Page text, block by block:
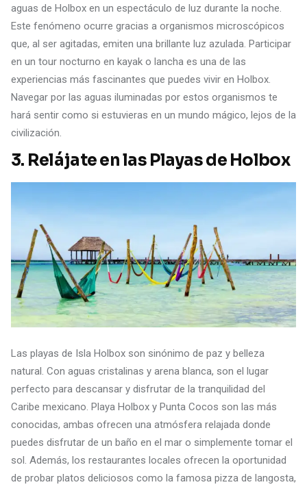
aguas de Holbox en un espectáculo de luz durante la noche.
Este fenómeno ocurre gracias a organismos microscópicos
que, al ser agitadas, emiten una brillante luz azulada. Participar
en un tour nocturno en kayak o lancha es una de las
experiencias más fascinantes que puedes vivir en Holbox.
Navegar por las aguas iluminadas por estos organismos te
hará sentir como si estuvieras en un mundo mágico, lejos de la
civilización.
3. Relájate en las Playas de Holbox
Las playas de Isla Holbox son sinónimo de paz y belleza
natural. Con aguas cristalinas y arena blanca, son el lugar
perfecto para descansar y disfrutar de la tranquilidad del
Caribe mexicano. Playa Holbox y Punta Cocos son las más
conocidas, ambas ofrecen una atmósfera relajada donde
puedes disfrutar de un baño en el mar o simplemente tomar el
sol. Además, los restaurantes locales ofrecen la oportunidad
de probar platos deliciosos como la famosa pizza de langosta,